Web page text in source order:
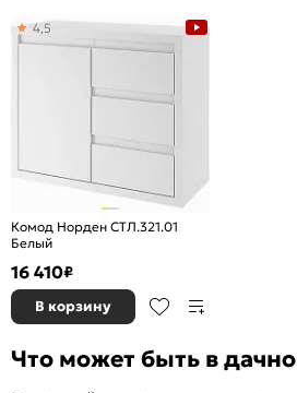
Комод Норден СТЛ.321.01
Белый
4,5
16 410₽
В корзину
Что может быть в